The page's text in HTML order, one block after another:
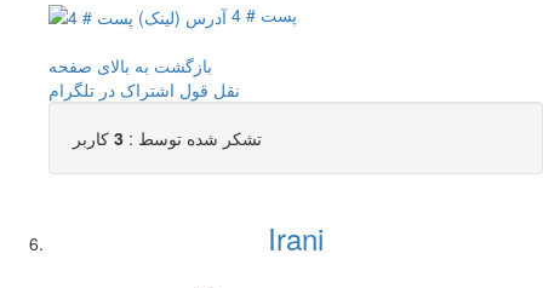
پست # 4
بازگشت به بالای صفحه
نقل قول اشتراک در تلگرام
تشکر شده توسط : 3 کاربر
Irani